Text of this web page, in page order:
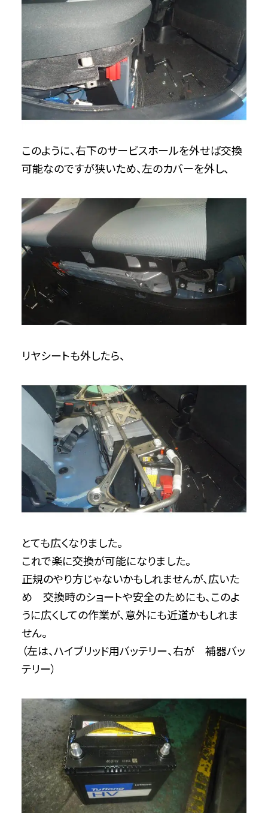
このように、右下のサービスホールを外せば交換
可能なのですが狭いため、左のカバーを外し、
リヤシートも外したら、
とても広くなりました。
これで楽に交換が可能になりました。
正規のやり方じゃないかもしれませんが、広いた
め 交換時のショートや安全のためにも、このよ
うに広くしての作業が、意外にも近道かもしれま
せん。
（左は、ハイブリッド用バッテリー、右が 補器バッ
テリー）